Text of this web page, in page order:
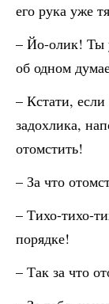
его рука уже
– Йо-олик! Ты
об одном
– Кстати, если
задохлика,
отомстить!
– За что
– Тихо-тихо-
порядке!
– Так за что